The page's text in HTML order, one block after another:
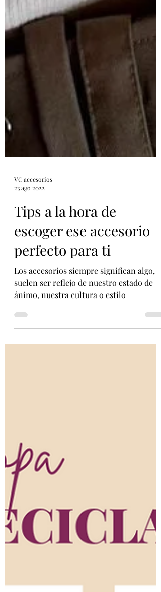
VC accesorios
23 ago 2022
Tips a la hora de
escoger ese accesorio
perfecto para ti
Los accesorios siempre significan algo,
suelen ser reflejo de nuestro estado de